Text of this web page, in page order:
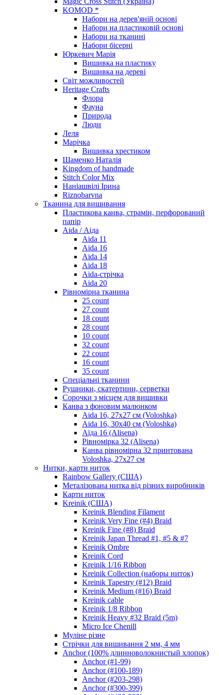
KOMOD *
Набори на дерев'яній основі
Набори на пластиковій основі
Набори на тканині
Набори бісерні
Юркевич Марія
Вишивка на пластику
Вишивка на дереві
Світ можливостей
Heritage Crafts
Флора
Фауна
Природа
Люди
Леля
Марічка
Вишивка хрестиком
Шаменко Наталія
Kingdom of handmade
Stitch Color Mix
Наніашвілі Ірина
Riznobarvna
Тканина для вишивання
Пластикова канва, страмін, перфорований
папір
Aida / Аіда
Aida 11
Aida 16
Aida 14
Aida 18
Aida-стрічка
Aida 20
Рівномірна тканина
25 count
27 count
18 count
28 count
10 count
32 count
22 count
16 count
35 count
Спеціальні тканини
Рушники, скатертини, серветки
Сорочки з місцем для вишивки
Канва з фоновим малюнком
Aida 16, 27х27 см (Voloshka)
Aida 16, 30х40 см (Voloshka)
Аїда 16 (Alisena)
Рівномірка 32 (Alisena)
Канва рівномірна 32 принтована
Voloshka, 27х27 см
Нитки, карти ниток
Rainbow Gallery (США)
Металізована нитка від різних виробників
Карти ниток
Kreinik (США)
Kreinik Blending Filament
Kreinik Very Fine (#4) Braid
Kreinik Fine (#8) Braid
Kreinik Japan Thread #1, #5 & #7
Kreinik Ombre
Kreinik Cord
Kreinik 1/16 Ribbon
Kreinik Collection (наборы ниток)
Kreinik Tapestry (#12) Braid
Kreinik Medium (#16) Braid
Kreinik cable
Kreinik 1/8 Ribbon
Kreinik Heavy #32 Braid (5m)
Micro Ice Chenill
Муліне різне
Стрічки для вишивання 2 мм, 4 мм
Anchor (100% длинноволокнистый хлопок)
Anchor (#1-99)
Anchor (#100-189)
Anchor (#203-298)
Anchor (#300-399)